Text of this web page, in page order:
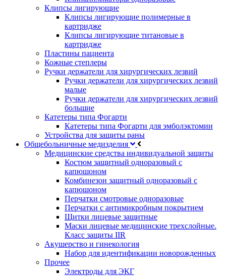
Клипсы лигирующие
Клипсы лигирующие полимерные в
картридже
Клипсы лигирующие титановые в
картридже
Пластины пациента
Кожные степлеры
Ручки держатели для хирургических лезвий
Ручки держатели для хирургических лезвий
малые
Ручки держатели для хирургических лезвий
большие
Катетеры типа Фогарти
Катетеры типа Фогарти для эмболэктомии
Устройства для защиты раны
Общебольничные медизделия
Медицинские средства индивидуальной защиты
Костюм защитный одноразовый с
капюшоном
Комбинезон защитный одноразовый с
капюшоном
Перчатки смотровые одноразовые
Перчатки с антимикробным покрытием
Щитки лицевые защитные
Маски лицевые медицинские трехслойные.
Класс защиты IIR
Акушерство и гинекология
Набор для идентификации новорожденных
Прочее
Электроды для ЭКГ